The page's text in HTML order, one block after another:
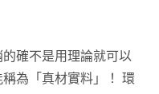
確不是用理論就可以
為「真材實料」！ 環